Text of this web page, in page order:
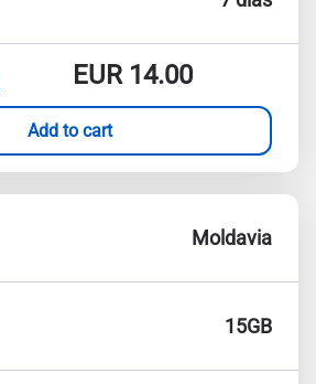
EUR14.00
Add to cart
Moldavia
15GB